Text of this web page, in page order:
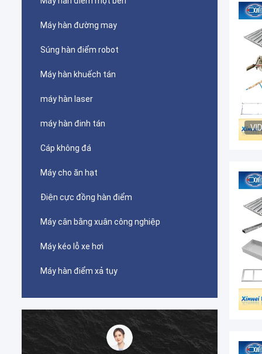
Máy hàn đường may
Súng hàn điểm robot
Máy hàn khuếch tán
máy hàn laser
máy hàn đinh tán
Cáp không đá
Máy cho ăn hạt
Điện cực đồng hàn điểm
Máy cân bằng xuân công nghiệp
Máy kéo lỗ xe hơi
Máy hàn điểm xả tụy